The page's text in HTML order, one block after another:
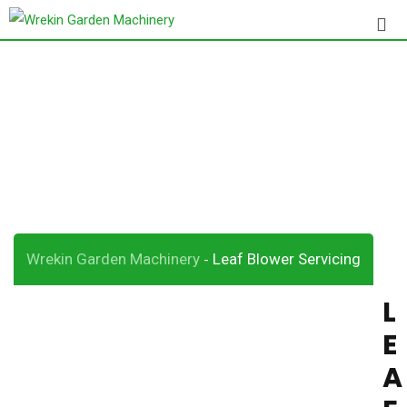
Wrekin Garden Machinery - Leaf Blower Servicing
L
E
A